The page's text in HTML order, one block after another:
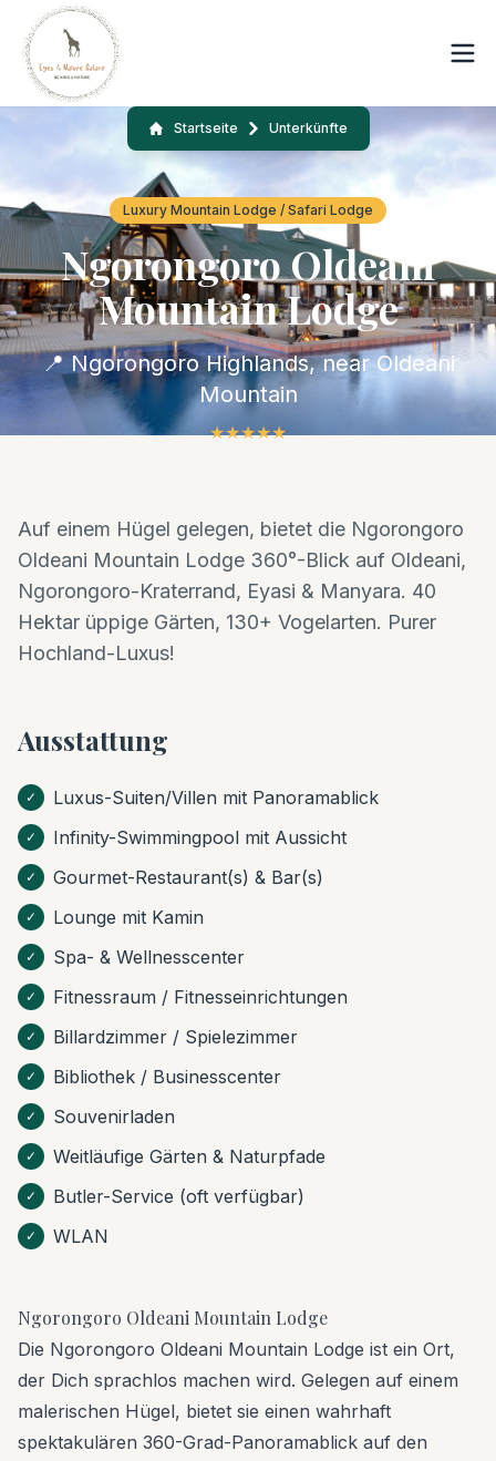
Startseite Unterkünfte
Luxury Mountain Lodge / Safari Lodge
Ngorongoro Oldeani
Mountain Lodge
📍 Ngorongoro Highlands, near Oldeani
Mountain
★★★★★
Auf einem Hügel gelegen, bietet die Ngorongoro
Oldeani Mountain Lodge 360°-Blick auf Oldeani,
Ngorongoro-Kraterrand, Eyasi & Manyara. 40
Hektar üppige Gärten, 130+ Vogelarten. Purer
Hochland-Luxus!
Ausstattung
✓ Luxus-Suiten/Villen mit Panoramablick
✓ Infinity-Swimmingpool mit Aussicht
✓ Gourmet-Restaurant(s) & Bar(s)
✓ Lounge mit Kamin
✓ Spa- & Wellnesscenter
✓ Fitnessraum / Fitnesseinrichtungen
✓ Billardzimmer / Spielezimmer
✓ Bibliothek / Businesscenter
✓ Souvenirladen
✓ Weitläufige Gärten & Naturpfade
✓ Butler-Service (oft verfügbar)
✓ WLAN
Ngorongoro Oldeani Mountain Lodge
Die Ngorongoro Oldeani Mountain Lodge ist ein Ort,
der Dich sprachlos machen wird. Gelegen auf einem
malerischen Hügel, bietet sie einen wahrhaft
spektakulären 360-Grad-Panoramablick auf den